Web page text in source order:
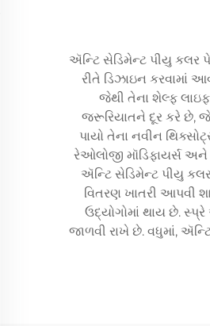
ઍન્ટિ સેડિમેન્ટ પીયુ કલર
રીતે ડિઝાઇન કરવામાં
જેથી તેના શેલ્ફ
જરૂરિયાતને દૂર કરે છે,
પાયો તેના નવીન
રેઓલોજી મૉડિફાયર્સ
ઍન્ટિ સેડિમેન્ટ પીયુ
વિતરણ ખાતરી આપવી
ઉદ્યોગોમાં થાય છે.
જાળવી રાખે છે. વધુમાં,